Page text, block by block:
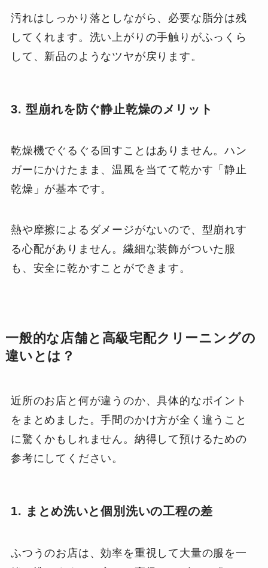
汚れはしっかり落としながら、必要な脂分は残
してくれます。洗い上がりの手触りがふっくら
して、新品のようなツヤが戻ります。
3. 型崩れを防ぐ静止乾燥のメリット
乾燥機でぐるぐる回すことはありません。ハン
ガーにかけたまま、温風を当てて乾かす「静止
乾燥」が基本です。
熱や摩擦によるダメージがないので、型崩れす
る心配がありません。繊細な装飾がついた服
も、安全に乾かすことができます。
一般的な店舗と高級宅配クリーニングの
違いとは？
近所のお店と何が違うのか、具体的なポイント
をまとめました。手間のかけ方が全く違うこと
に驚くかもしれません。納得して預けるための
参考にしてください。
1. まとめ洗いと個別洗いの工程の差
ふつうのお店は、効率を重視して大量の服を一